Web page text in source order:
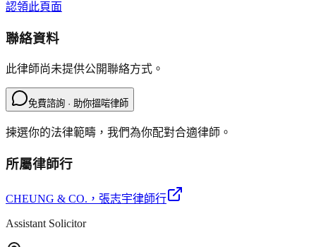
認領此頁面
聯絡資料
此律師尚未提供公開聯絡方式。
免費諮詢 · 助你搵啱律師
揀選你的法律範疇，我們為你配對合適律師。
所屬律師行
CHEUNG & CO. ，張志宇律師行
Assistant Solicitor